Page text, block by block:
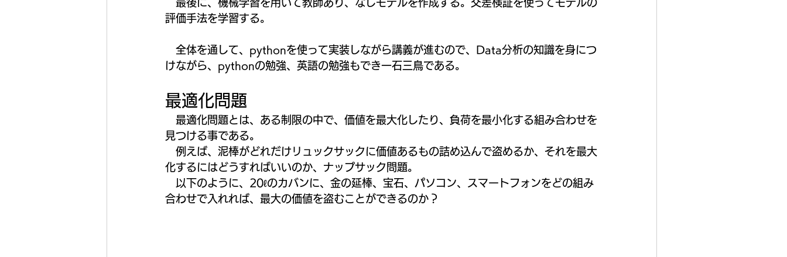
最後に、機械学習を用いて教師あり、なしモデルを作成する。交差検証を使ってモデルの
評価手法を学習する。
全体を通して、pythonを使って実装しながら講義が進むので、Data分析の知識を身につ
けながら、pythonの勉強、英語の勉強もでき一石三鳥である。
最適化問題
最適化問題とは、ある制限の中で、価値を最大化したり、負荷を最小化する組み合わせを
見つける事である。
例えば、泥棒がどれだけリュックサックに価値あるもの詰め込んで盗めるか、それを最大
化するにはどうすればいいのか、ナップサック問題。
以下のように、20ℓのカバンに、金の延棒、宝石、パソコン、スマートフォンをどの組み
合わせで入れれば、最大の価値を盗むことができるのか？